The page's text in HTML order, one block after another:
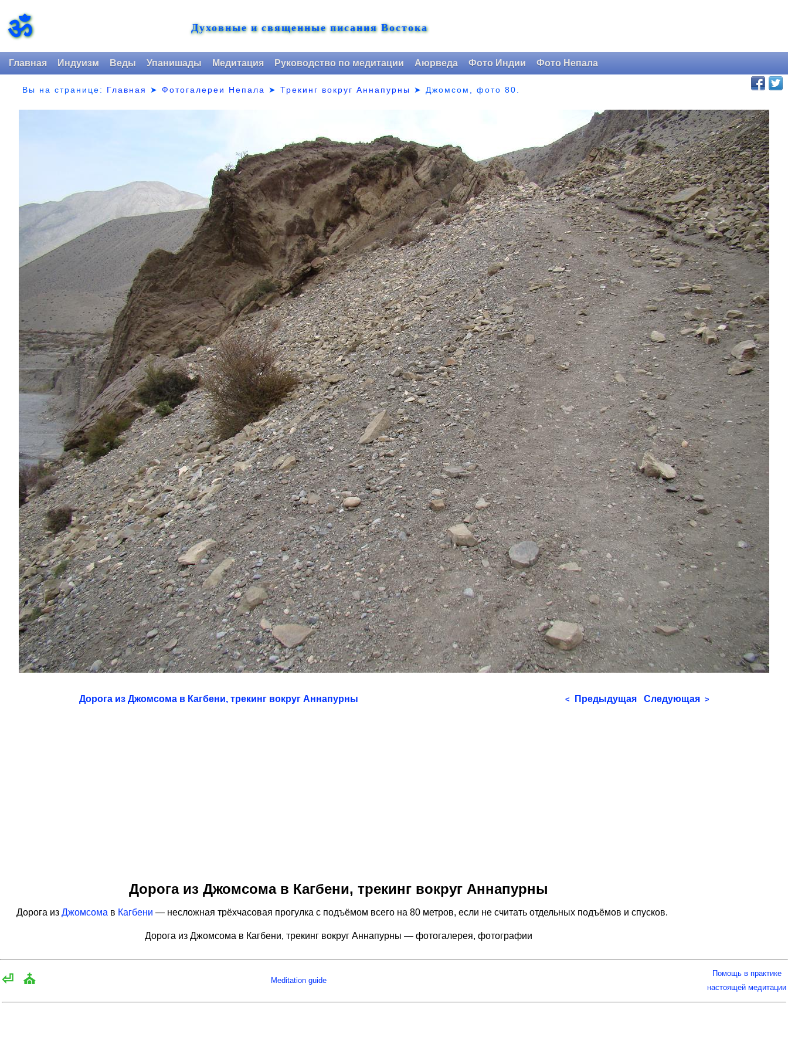
ॐ Духовные и священные писания Востока
Главная Индуизм Веды Упанишады Медитация Руководство по медитации Аюрведа Фото Индии Фото Непала
Вы на странице: Главная ➤Фотогалереи Непала ➤Трекинг вокруг Аннапурны ➤ Джомсом,фото 80.
Дорога из Джомсома в Кагбени, трекинг вокруг Аннапурны < Предыдущая Следующая >
Дорога из Джомсома в Кагбени, трекинг вокруг Аннапурны
Дорога из Джомсома в Кагбени — несложная трёхчасовая прогулка с подъёмом всего на 80 метров, если не считать отдельных подъёмов и спусков.
Дорога из Джомсома в Кагбени, трекинг вокруг Аннапурны — фотогалерея, фотографии
⏎ ⛪ Meditation guide
Помощь в практике
настоящей медитации